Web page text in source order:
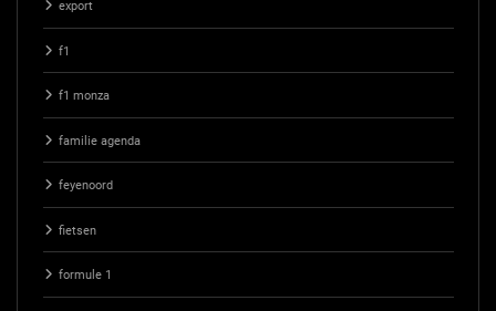
export
f1
f1 monza
familie agenda
feyenoord
fietsen
formule 1